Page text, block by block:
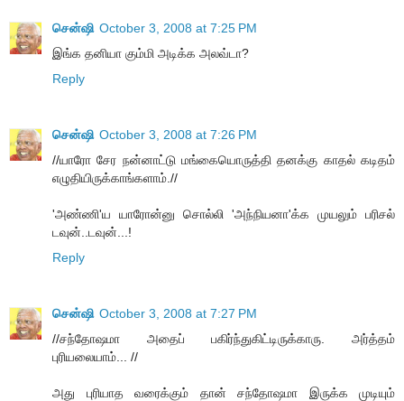
சென்ஷி October 3, 2008 at 7:25 PM
இங்க தனியா கும்மி அடிக்க அலவ்டா?
Reply
சென்ஷி October 3, 2008 at 7:26 PM
//யாரோ சேர நன்னாட்டு மங்கையொருத்தி தனக்கு காதல் கடிதம்
எழுதியிருக்காங்களாம்.//
'அண்ணி'ய யாரோன்னு சொல்லி 'அந்நியனா'க்க முயலும் பரிசல்
டவுன்..டவுன்...!
Reply
சென்ஷி October 3, 2008 at 7:27 PM
//சந்தோஷமா அதைப் பகிர்ந்துகிட்டிருக்காரு. அர்த்தம்
புரியலையாம்... //
அது புரியாத வரைக்கும் தான் சந்தோஷமா இருக்க முடியும்